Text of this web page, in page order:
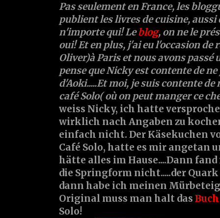
Pas seulement en France, les
publient les livres de cuisine, aussi
n'importe qui! Leblog, on ne le
oui! Et en plus, j'ai eu l'occasion
Oliver)à Paris et nous avons passé
pense que Nicky est contente de
d'Aoki.....Et moi, je suis contente
café Solo( où on peut manger ce
weiss Nicky, ich hatte
wirklich nach Angaben zu
einfach nicht. Der Käsekuchen
Café Solo, hatte es mir angetan
hätte alles im Hause....Dann
die Springform nicht.....der
dann habe ich meinen
Original muss man halt das Buch
Solo!